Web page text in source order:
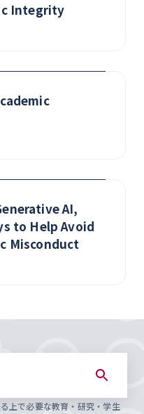
Integrity
AI,
to Help Avoid
Misconduct
上で必要な教育・研究・学生